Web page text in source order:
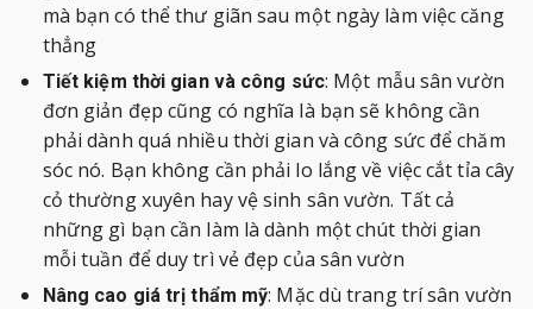
mà bạn có thể thư giãn sau một ngày làm việc căng
thẳng
Tiết kiệm thời gian và công sức: Một mẫu sân vườn
đơn giản đẹp cũng có nghĩa là bạn sẽ không cần
phải dành quá nhiều thời gian và công sức để chăm
sóc nó. Bạn không cần phải lo lắng về việc cắt tỉa cây
cỏ thường xuyên hay vệ sinh sân vườn. Tất cả
những gì bạn cần làm là dành một chút thời gian
mỗi tuần để duy trì vẻ đẹp của sân vườn
Nâng cao giá trị thẩm mỹ: Mặc dù trang trí sân vườn